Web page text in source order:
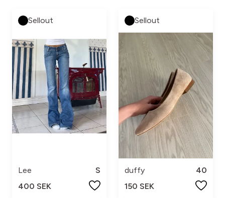
Sellout
Lee
S
400 SEK
Sellout
duffy
40
150 SEK